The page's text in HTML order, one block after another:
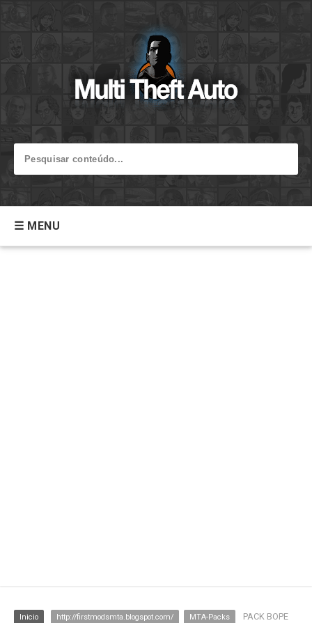
☰ MENU
Inicio http://firstmodsmta.blogspot.com/ MTA-Packs PACK BOPE